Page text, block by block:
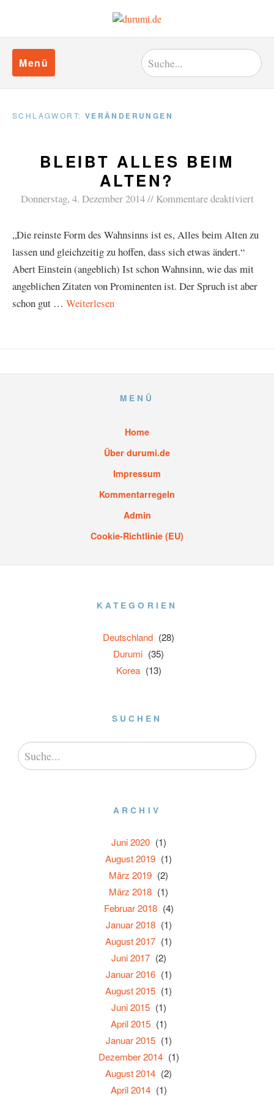
Menü
SCHLAGWORT: VERÄNDERUNGEN
BLEIBT ALLES BEIM
ALTEN?
Donnerstag, 4. Dezember 2014 Kommentare deaktiviert
„Die reinste Form des Wahnsinns ist es, Alles beim Alten zu
lassen und gleichzeitig zu hoffen, dass sich etwas ändert.“
Abert Einstein (angeblich) Ist schon Wahnsinn, wie das mit
angeblichen Zitaten von Prominenten ist. Der Spruch ist aber
schon gut … Weiterlesen
MENÜ
Home
Über durumi.de
Impressum
Kommentarregeln
Admin
Cookie-Richtlinie (EU)
KATEGORIEN
Deutschland (28)
Durumi (35)
Korea (13)
SUCHEN
ARCHIV
Juni 2020 (1)
August 2019 (1)
März 2019 (2)
März 2018 (1)
Februar 2018 (4)
Januar 2018 (1)
August 2017 (1)
Juni 2017 (2)
Januar 2016 (1)
August 2015 (1)
Juni 2015 (1)
April 2015 (1)
Januar 2015 (1)
Dezember 2014 (1)
August 2014 (2)
April 2014 (1)